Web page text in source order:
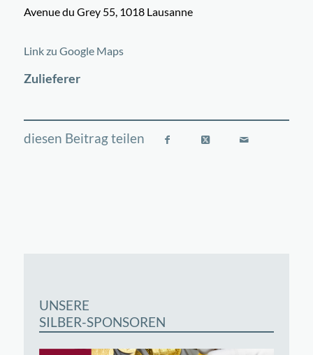
Avenue du Grey 55, 1018 Lausanne
+
Link zu Google Maps
Zulieferer
UNSERE
SILBER-SPONSOREN